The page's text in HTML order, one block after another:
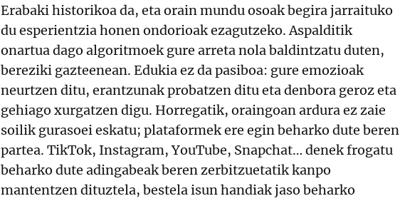
Erabaki historikoa da, eta orain mundu osoak begira jarraituko
du esperientzia honen ondorioak ezagutzeko. Aspalditik
onartua dago algoritmoek gure arreta nola baldintzatu duten,
bereziki gazteenean. Edukia ez da pasiboa: gure emozioak
neurtzen ditu, erantzunak probatzen ditu eta denbora geroz eta
gehiago xurgatzen digu. Horregatik, oraingoan ardura ez zaie
soilik gurasoei eskatu; plataformek ere egin beharko dute beren
partea. TikTok, Instagram, YouTube, Snapchat… denek frogatu
beharko dute adingabeak beren zerbitzuetatik kanpo
mantentzen dituztela, bestela isun handiak jaso beharko